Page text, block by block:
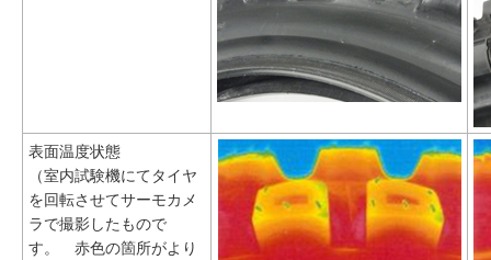
表面温度状態
（室内試験機にてタイヤ
を回転させてサーモカメ
ラで撮影したもので
す。 赤色の箇所がより